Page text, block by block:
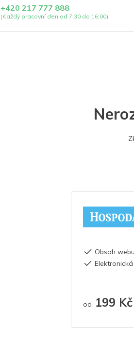
+420 217 777 888
(Každý pracovní den od 7:30 do 16:00)
Obsah
od 199 Kč